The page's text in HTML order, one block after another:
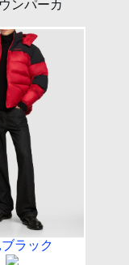
ンパーカ
ラック